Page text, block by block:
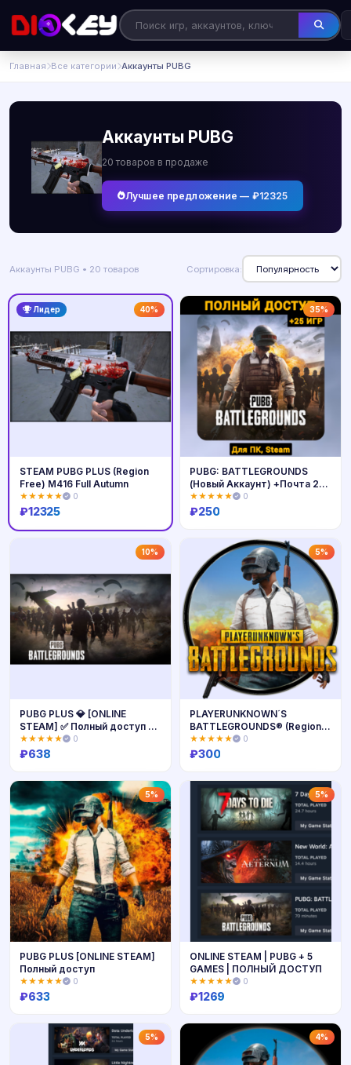
Главная Все категории Аккаунты PUBG
Аккаунты PUBG
20 товаров в продаже
Лучшее предложение — ₽12325
Аккаунты PUBG • 20 товаров Сортировка:
Лидер 40%
STEAM PUBG PLUS (Region
Free) M416 Full Autumn
★★★★★ 0
₽12325
35%
Купить
PUBG: BATTLEGROUNDS
(Новый Аккаунт) +Почта 25
ИГР Steam
★★★★★ 0
₽250
10%
Купить
PUBG PLUS 💎 [ONLINE
STEAM] ✅ Полный доступ ✅
+ 🎁
★★★★★ 0
₽638
5%
Купить
PLAYERUNKNOWN´S
BATTLEGROUNDS® (Region
Free)+2000 часов
★★★★★ 0
₽300
5%
Купить
PUBG PLUS [ONLINE STEAM]
Полный доступ
★★★★★ 0
₽633
5%
Купить
ONLINE STEAM | PUBG + 5
GAMES | ПОЛНЫЙ ДОСТУП
★★★★★ 0
₽1269
5% 4%